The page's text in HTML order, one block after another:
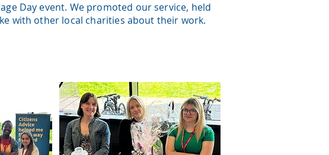
Day event. We promoted our service, held
with other local charities about their work.